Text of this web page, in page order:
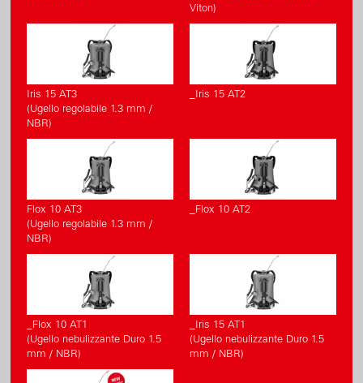
Viton)
Iris 15 AT3
(Ugello regolabile 1.3 mm /
NBR)
_Iris 15 AT2
Flox 10 AT3
(Ugello regolabile 1.3 mm /
NBR)
_Flox 10 AT2
_Flox 10 AT1
(Ugello nebulizzante Duro 1.5
mm / NBR)
_Iris 15 AT1
(Ugello nebulizzante Duro 1.5
mm / NBR)